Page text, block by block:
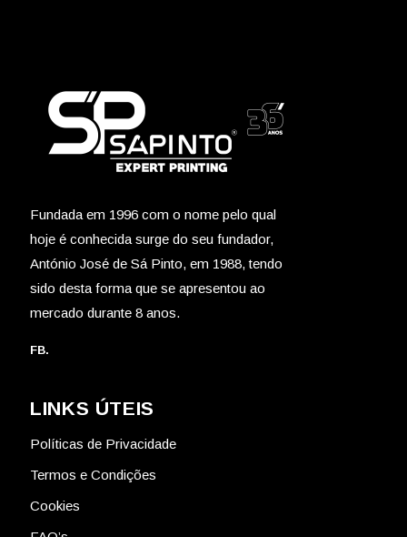
Fundada em 1996 com o nome pelo qual
hoje é conhecida surge do seu fundador,
António José de Sá Pinto, em 1988, tendo
sido desta forma que se apresentou ao
mercado durante 8 anos.
FB.
LINKS ÚTEIS
Políticas de Privacidade
Termos e Condições
Cookies